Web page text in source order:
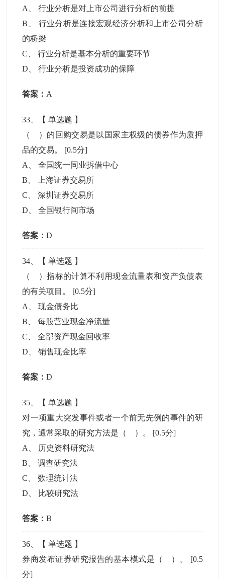
A 、行业分析是对上市公司进行分析的前提
B
行业分析是连接宏观经济分析和上市公司分析
的桥梁
C 、行业分析是基本分析的重要环节
D 、行业分析是投资成功的保障
答案： A
33 、【单选题 】
（ ）的回购交易是以国家主权级的债券作为质押
品的交易。 [0.5分]
A
、全国统一同业拆借中心
B
上海证券交易所
C 、深圳证券交易所
D 、全国银行间市场
答案：D
34 、【单选题 】
（ ）指标的计算不利用现金流量表和资产负债表
的有关项目。 [0.5分]
A
、现金债务比
B 、每股营业现金净流量
C 、全部资产现金回收率
D 、销售现金比率
答案：D
35 、【单选题 】
对一项重大突发事件或者一个前无先例的事件的研
究，通常采取的研究方法是（ ）。 [0.5分]
A
历史资料研究法
B 、调查研究法
C 、数理统计法
D
比较研究法
答案：B
36 、【单选题 】
券商发布证券研究报告的基本模式是（ ）。 [0.5
分]